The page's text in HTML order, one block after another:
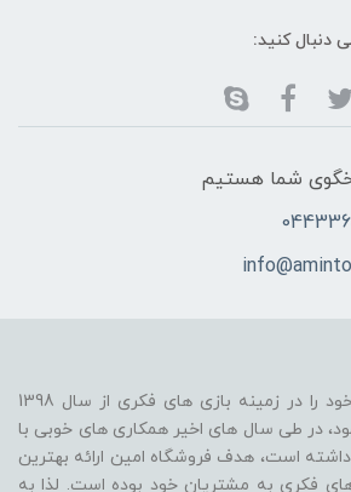
دنبال کنید:
شما هستیم
فروشگاه امین فعالیت خود را در زمینه بازی های فکری از سال 1398
در طی سال های اخیر همکاری های خوبی با
است، هدف فروشگاه امین ارائه بهترین
فکری به مشتریان خود بوده است. لذا به